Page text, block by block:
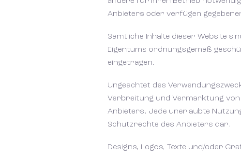
Anbieters oder verfügen
Sämtliche Inhalte dieser Website
Eigentums ordnungsgemäß
eingetragen.
Ungeachtet des
Verbreitung und Vermarktung von
Anbieters. Jede unerlaubte
Schutzrechte des Anbieters dar.
Designs, Logos, Texte und/oder